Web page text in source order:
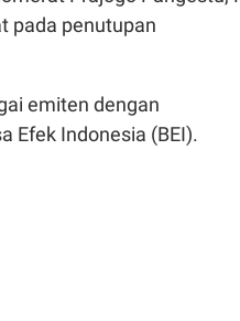
pada penutupan
emiten dengan
Efek Indonesia (BEI).